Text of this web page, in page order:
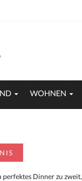
WOHNEN
Dinner zu